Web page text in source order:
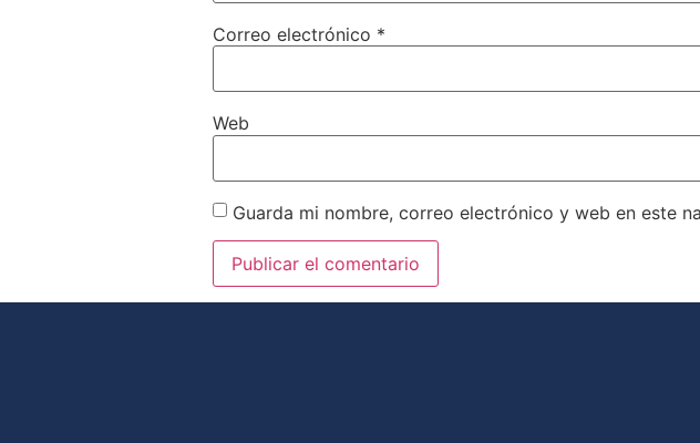
Correo electrónico *
Web
Guarda mi nombre, correo electrónico y web en este